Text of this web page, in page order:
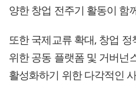
양한 창업 전주기 활동이 함
또한 국제교류 확대, 창업
위한 공동 플랫폼 및 거버넌
활성화하기 위한 다각적인